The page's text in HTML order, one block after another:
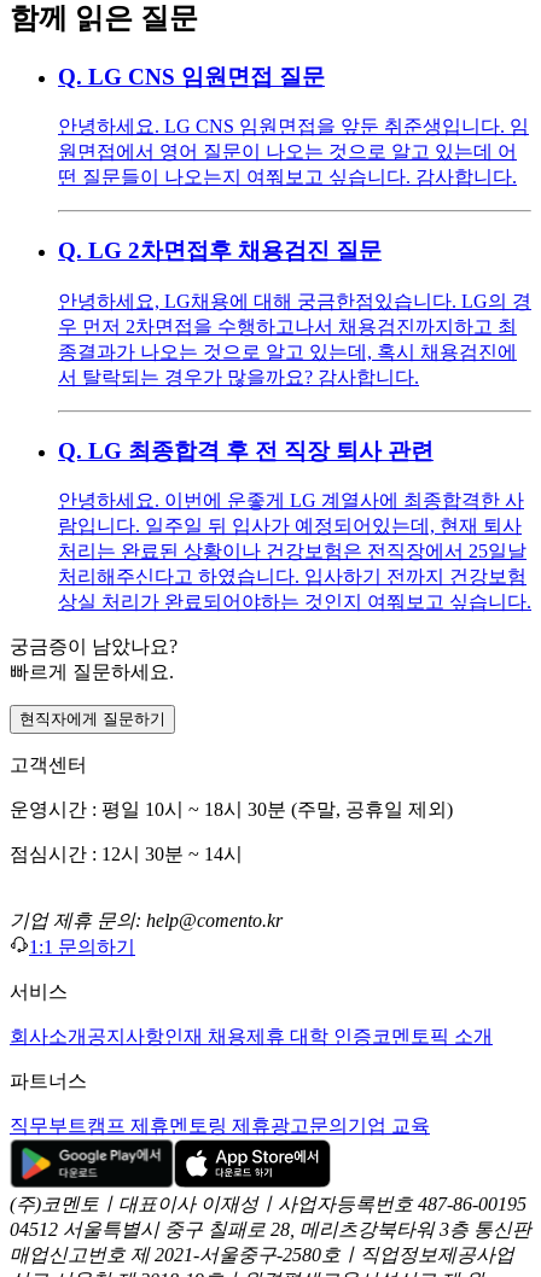
함께 읽은 질문
Q. LG CNS 임원면접 질문
안녕하세요. LG CNS 임원면접을 앞둔 취준생입니다. 임
원면접에서 영어 질문이 나오는 것으로 알고 있는데 어
떤 질문들이 나오는지 여쭤보고 싶습니다. 감사합니다.
Q. LG 2차면접후 채용검진 질문
안녕하세요, LG채용에 대해 궁금한점있습니다. LG의 경
우 먼저 2차면접을 수행하고나서 채용검진까지하고 최
종결과가 나오는 것으로 알고 있는데, 혹시 채용검진에
서 탈락되는 경우가 많을까요? 감사합니다.
Q. LG 최종합격 후 전 직장 퇴사 관련
안녕하세요. 이번에 운좋게 LG 계열사에 최종합격한 사
람입니다. 일주일 뒤 입사가 예정되어있는데, 현재 퇴사
처리는 완료된 상황이나 건강보험은 전직장에서 25일날
처리해주신다고 하였습니다. 입사하기 전까지 건강보험
상실 처리가 완료되어야하는 것인지 여쭤보고 싶습니다.
궁금증이 남았나요?
빠르게 질문하세요.
현직자에게 질문하기
고객센터
운영시간 : 평일 10시 ~ 18시 30분 (주말, 공휴일 제외)
점심시간 : 12시 30분 ~ 14시
기업 제휴 문의: help@comento.kr
1:1 문의하기
서비스
회사소개 공지사항인재 채용제휴 대학 인증코멘토픽 소개
파트너스
직무부트캠프 제휴멘토링 제휴광고문의 기업 교육
(주)코멘토ㅣ대표이사 이재성ㅣ사업자등록번호 487-86-00195
04512 서울특별시 중구 칠패로 28, 메리츠강북타워 3층 통신판
매업신고번호 제 2021-서울중구-2580호ㅣ직업정보제공사업